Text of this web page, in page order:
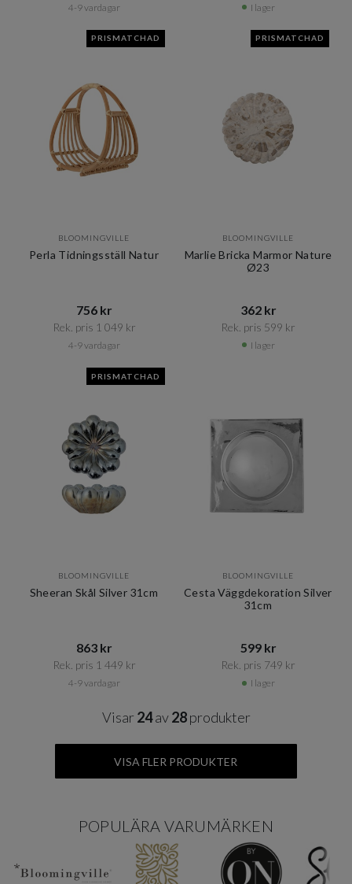
4-9 vardagar I lager
PRISMATCHAD
BLOOMINGVILLE
Perla Tidningsställ Natur
756 kr​​
Rek. pris 1 049 kr​​
4-9 vardagar
PRISMATCHAD
BLOOMINGVILLE
Marlie Bricka Marmor Nature
Ø23
362 kr​​
Rek. pris 599 kr​​
I lager
PRISMATCHAD
BLOOMINGVILLE
Sheeran Skål Silver 31cm
863 kr​​
Rek. pris 1 449 kr​​
4-9 vardagar
BLOOMINGVILLE
Cesta Väggdekoration Silver
31cm
599 kr​​
Rek. pris 749 kr​​
I lager
Visar 24av28produkter
VISA FLER PRODUKTER
POPULÄRA VARUMÄRKEN